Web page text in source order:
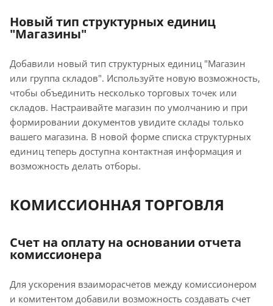
Новый тип структурных единиц
"Магазины"
Добавили новый тип структурных единиц "Магазин
или группа складов". Используйте новую возможность,
чтобы объединить несколько торговых точек или
складов. Настраивайте магазин по умолчанию и при
формировании документов увидите склады только
вашего магазина. В новой форме списка структурных
единиц теперь доступна контактная информация и
возможность делать отборы.
КОМИССИОННАЯ ТОРГОВЛЯ
Счет на оплату на основании отчета
комиссионера
Для ускорения взаиморасчетов между комиссионером
и комитентом добавили возможность создавать счет